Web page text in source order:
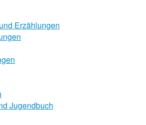
Erzählungen
Jugendbuch